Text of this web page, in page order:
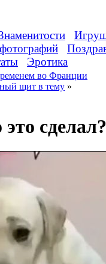
Эротика
во Франции
щит в тему »
сделал?